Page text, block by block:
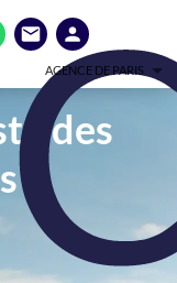
AGENCE DE PARIS
des